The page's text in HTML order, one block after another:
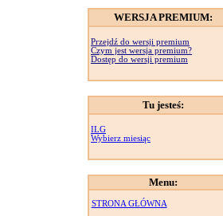
WERSJA PREMIUM:
Przejdź do wersji premium
Czym jest wersja premium?
Dostęp do wersji premium
Tu jesteś:
ILG
Wybierz miesiąc
Menu:
STRONA GŁÓWNA